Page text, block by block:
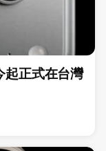
正式在台灣